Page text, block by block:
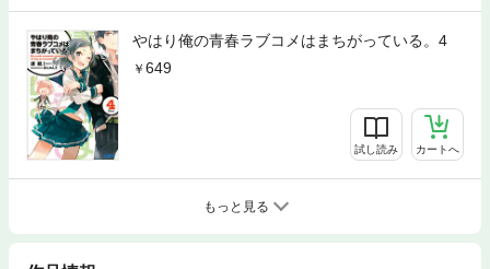
やはり俺の青春ラブコメはまちがっている。4
649
試し読み カートへ
もっと見る